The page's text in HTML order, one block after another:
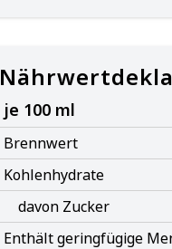
je 100 ml
Brennwert
Kohlenhydrate
davon Zucker
Enthält geringfügige